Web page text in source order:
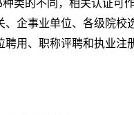
类的不同，相关认证可
、企事业单位、各级院校
用、职称评聘和执业注